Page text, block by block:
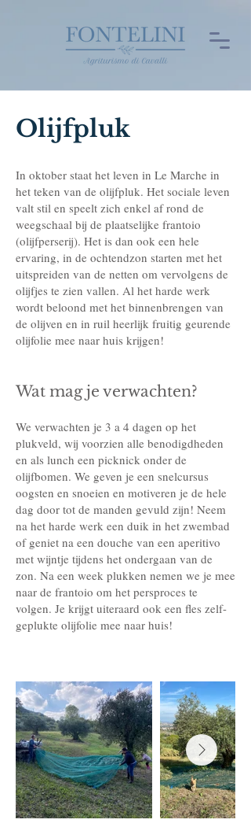
Olijfpluk
In oktober staat het leven in Le Marche in
het teken van de olijfpluk. Het sociale leven
valt stil en speelt zich enkel af rond de
weegschaal bij de plaatselijke frantoio
(olijfperserij). Het is dan ook een hele
ervaring, in de ochtendzon starten met het
uitspreiden van de netten om vervolgens de
olijfjes te zien vallen. Al het harde werk
wordt beloond met het binnenbrengen van
de olijven en in ruil heerlijk fruitig geurende
olijfolie mee naar huis krijgen!
Wat mag je verwachten?
We verwachten je 3 a 4 dagen op het
plukveld, wij voorzien alle benodigdheden
en als lunch een picknick onder de
olijfbomen. We geven je een snelcursus
oogsten en snoeien en motiveren je de hele
dag door tot de manden gevuld zijn! Neem
na het harde werk een duik in het zwembad
of geniet na een douche van een aperitivo
met wijntje tijdens het ondergaan van de
zon. Na een week plukken nemen we je mee
naar de frantoio om het persproces te
volgen. Je krijgt uiteraard ook een fles zelf-
geplukte olijfolie mee naar huis!